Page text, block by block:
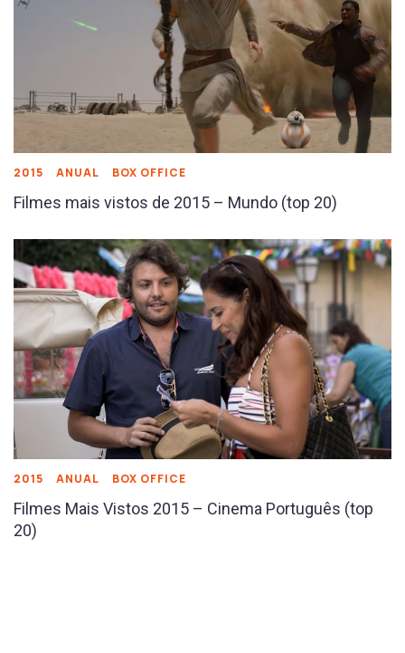
2015 ANUAL BOX OFFICE
Filmes mais vistos de 2015 – Mundo (top 20)
2015 ANUAL BOX OFFICE
Filmes Mais Vistos 2015 – Cinema Português (top
20)